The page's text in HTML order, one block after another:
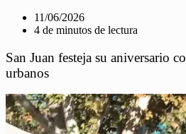
11/06/2026
4 de minutos de lectura
San Juan festeja su aniversario
urbanos